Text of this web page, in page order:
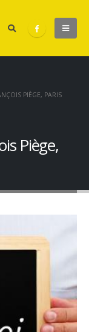
PIÈGE, PARIS
Piège,